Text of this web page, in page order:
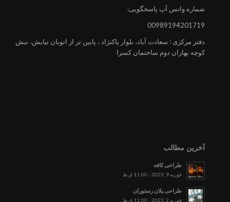
شماره واتس آپ پاسخگویی:
00989194201719
دفتر مرکزی : سعادت آباد، بلوار پاکنژاد ، پایین تر از اتوبان نیایش، نبش
کوچه بهاران دوم ساختمان کسرا
آخرین مطالب
طراحی کافه
فوریه 9, 2023 - 11:00 ق.ظ
طراحی پلان رستوران
فوریه 2, 2023 - 11:00 ق.ظ